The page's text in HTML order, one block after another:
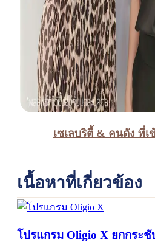
เซเลบริตี้ & คนดัง ที่เ
เนื้อหาที่เกี่ยวข้อง
โปรแกรม Oligio X ยกกระ